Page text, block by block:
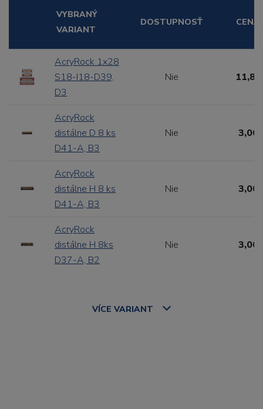
VYBRANÝ
VARIANT
DOSTUPNOSŤ CENA
AcryRock 1x28
S18-I18-D39,
D3
Nie
AcryRock
distálne D 8 ks
D41-A, B3
Nie 3,00
AcryRock
distálne H 8 ks
D41-A, B3
Nie 3,00
AcryRock
distálne H 8ks
D37-A, B2
Nie 3,00
VÍCE VARIANT